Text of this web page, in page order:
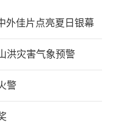
外佳片点亮夏日银幕
洪灾害气象预警
警